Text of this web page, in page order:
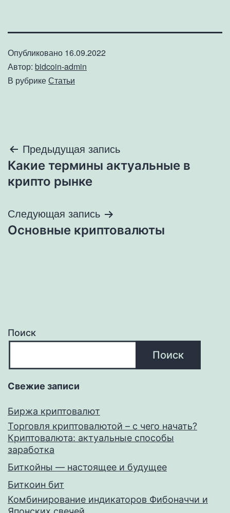
Опубликовано 16.09.2022
Автор: bidcoin-admin
В рубрикеСтатьи
Навигация
по
Предыдущая запись
Какие термины актуальные в
крипто рынке
Следующая запись
Основные криптовалюты
Поиск
Поиск
Свежие записи
Биржа криптовалют
Торговля криптовалютой – с чего начать?
Криптовалюта: актуальные способы
заработка
Биткойны — настоящее и будущее
Биткоин бит
Комбинирование индикаторов Фибоначчи и